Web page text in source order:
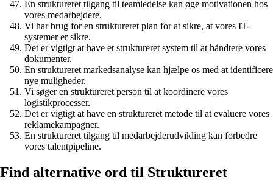
En struktureret tilgang til teamledelse kan øge motivationen hos
vores medarbejdere.
Vi har brug for en struktureret plan for at sikre, at vores IT-
systemer er sikre.
Det er vigtigt at have et struktureret system til at håndtere vores
dokumenter.
En struktureret markedsanalyse kan hjælpe os med at identificere
nye muligheder.
Vi søger en struktureret person til at koordinere vores
logistikprocesser.
Det er vigtigt at have en struktureret metode til at evaluere vores
reklamekampagner.
En struktureret tilgang til medarbejderudvikling kan forbedre
vores talentpipeline.
Find alternative ord til Struktureret